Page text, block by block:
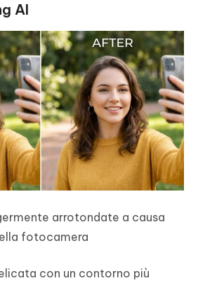
AI
arrotondate a causa
fotocamera
con un contorno più